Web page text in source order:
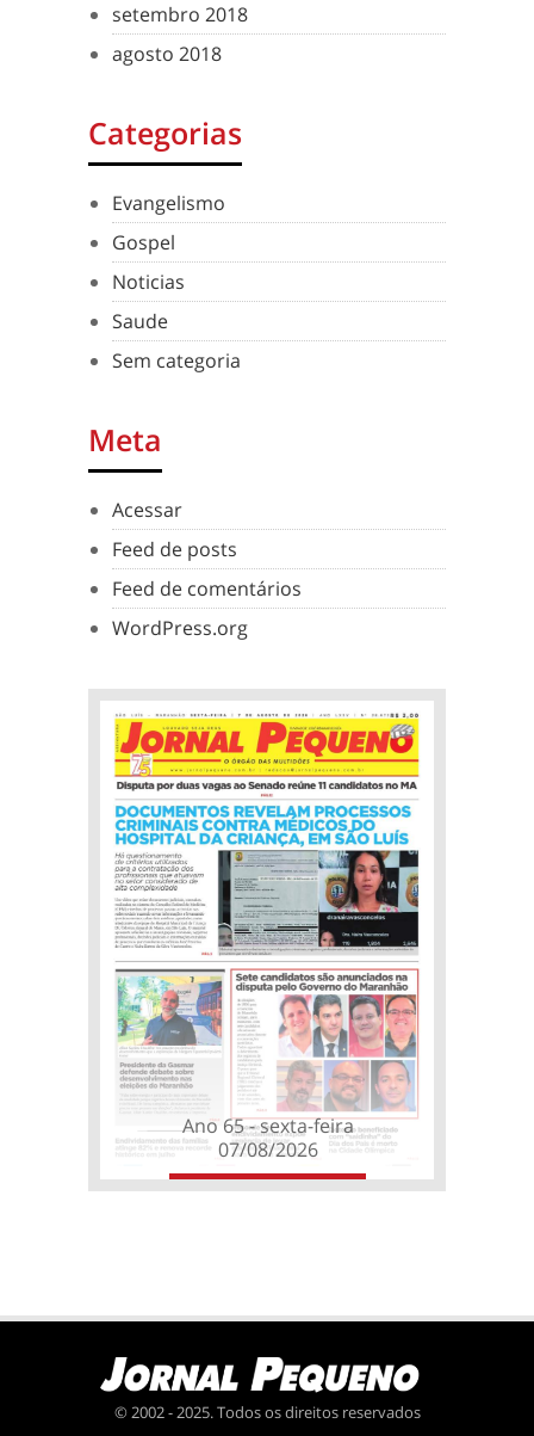
setembro 2018
agosto 2018
Categorias
Evangelismo
Gospel
Noticias
Saude
Sem categoria
Meta
Acessar
Feed de posts
Feed de comentários
WordPress.org
Ano 65 - sexta-feira
07/08/2026
© 2002 - 2025. Todos os direitos reservados